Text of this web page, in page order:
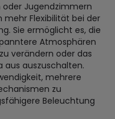
Jugendzimmern
Flexibilität bei der
Sie ermöglicht es, die
Atmosphären
verändern oder das
aus auszuschalten.
mehrere
zu
Beleuchtung